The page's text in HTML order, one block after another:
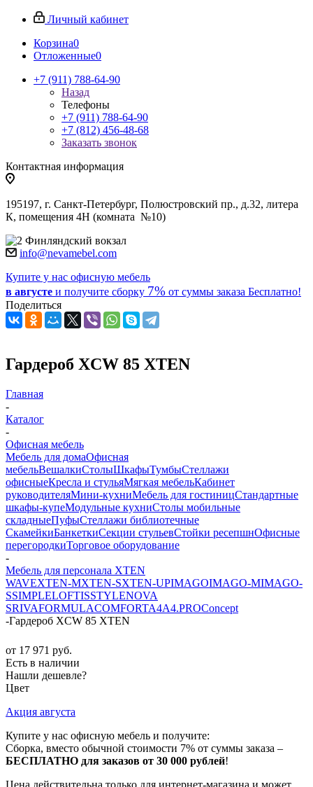
Личный кабинет
Корзина0
Отложенные0
+7 (911) 788-64-90
Назад
Телефоны
+7 (911) 788-64-90
+7 (812) 456-48-68
Заказать звонок
Контактная информация
195197, г. Санкт-Петербург, Полюстровский пр., д.32, литера
К, помещения 4Н (комната №10)
Финляндский вокзал
info@nevamebel.com
Купите у нас офисную мебель
в августе и получите сборку 7% от суммы заказа Бесплатно!
Поделиться
Гардероб XCW 85 XTEN
Главная
-
Каталог
-
Офисная мебель
Мебель для домаОфисная
мебельВешалкиСтолыШкафыТумбыСтеллажи
офисныеКресла и стульяМягкая мебельКабинет
руководителяМини-кухниМебель для гостиницСтандартные
шкафы-купеМодульные кухниСтолы мобильные
складныеПуфыСтеллажи библиотечные
СкамейкиБанкеткиСекции стульевСтойки ресепшнОфисные
перегородкиТорговое оборудование
-
Мебель для персонала XTEN
WAVEXTEN-MXTEN-SXTEN-UPIMAGOIMAGO-MIMAGO-
SSIMPLELOFTISSTYLENOVA
SRIVAFORMULACOMFORTA4A4.PROConcept
-Гардероб XCW 85 XTEN
от 17 971 руб.
Есть в наличии
Нашли дешевле?
Цвет
Акция августа
Купите у нас офисную мебель и получите:
Сборка, вместо обычной стоимости 7% от суммы заказа –
БЕСПЛАТНО для заказов от 30 000 рублей!
Цена действительна только для интернет-магазина и может